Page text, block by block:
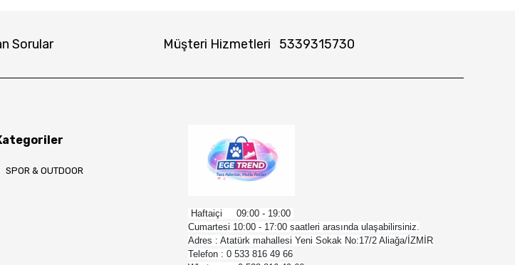
Sorular Müşteri Hizmetleri 5339315730
SPOR & OUTDOOR
Haftaiçi 09:00 - 19:00
Cumartesi 10:00 - 17:00 saatleri arasında ulaşabilirsiniz.
Adres : Atatürk mahallesi Yeni Sokak No:17/2 Aliağa/İZMİR
Telefon : 0 533 816 49 66